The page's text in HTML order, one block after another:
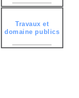
Travaux et
domaine publics